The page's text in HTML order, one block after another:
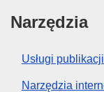
Narzędzia
Usługi
Narzędzia